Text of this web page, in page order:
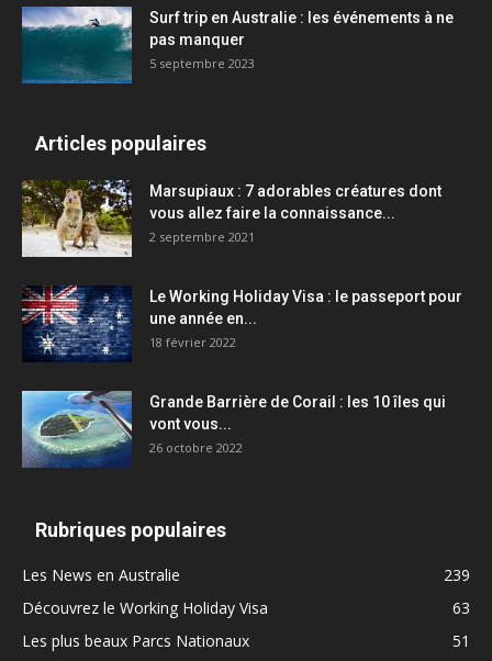
Surf trip en Australie : les événements à ne
pas manquer
5 septembre 2023
Articles populaires
Marsupiaux : 7 adorables créatures dont
vous allez faire la connaissance...
2 septembre 2021
Le Working Holiday Visa : le passeport pour
une année en...
18 février 2022
Grande Barrière de Corail : les 10 îles qui
vont vous...
26 octobre 2022
Rubriques populaires
Les News en Australie
239
Découvrez le Working Holiday Visa
63
Les plus beaux Parcs Nationaux
51